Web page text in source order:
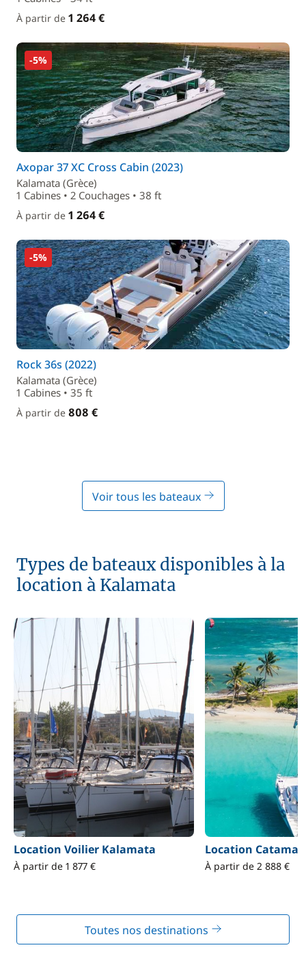
À partir de 1 264 €
-5%
Axopar 37 XC Cross Cabin (2023)
Kalamata (Grèce)
1 Cabines • 2 Couchages • 38 ft
À partir de 1 264 €
-5%
Rock 36s (2022)
Kalamata (Grèce)
1 Cabines • 35 ft
À partir de 808 €
Voir tous les bateaux
Types de bateaux disponibles à la
location à Kalamata
Location Voilier Kalamata
À partir de 1 877 €
Location
À partir de 2 888 €
Toutes nos destinations